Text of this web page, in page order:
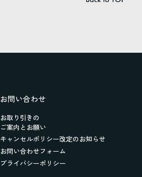
お問い合わせ
お取り引きの
ご案内とお願い
キャンセルポリシー改定のお知らせ
お問い合わせフォーム
プライバシーポリシー